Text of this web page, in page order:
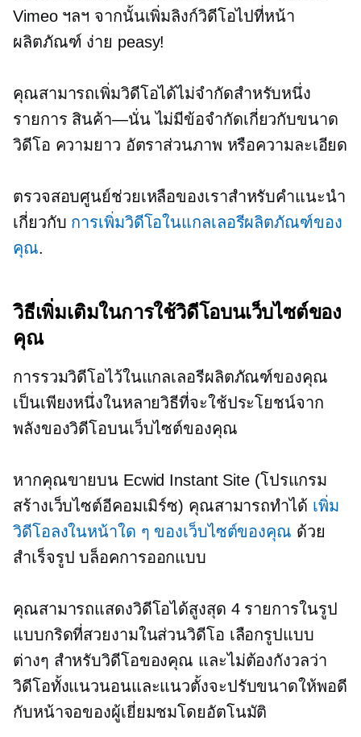
Vimeo ฯลฯ จากนั้นเพิ่มลิงก์วิดีโอไปที่หน้า
ผลิตภัณฑ์ ง่าย peasy!
คุณสามารถเพิ่มวิดีโอได้ไม่จำกัดสำหรับหนึ่ง
รายการ สินค้า—นั่นไม่มีข้อจำกัดเกี่ยวกับขนาด
วิดีโอ ความยาว อัตราส่วนภาพ หรือความละเอียด
ตรวจสอบศูนย์ช่วยเหลือของเราสำหรับคำแนะนำ
เกี่ยวกับ การเพิ่มวิดีโอในแกลเลอรีผลิตภัณฑ์ของ
คุณ.
วิธีเพิ่มเติมในการใช้วิดีโอบนเว็บไซต์ของ
คุณ
การรวมวิดีโอไว้ในแกลเลอรีผลิตภัณฑ์ของคุณ
เป็นเพียงหนึ่งในหลายวิธีที่จะใช้ประโยชน์จาก
พลังของวิดีโอบนเว็บไซต์ของคุณ
หากคุณขายบน Ecwid Instant Site (โปรแกรม
สร้างเว็บไซต์อีคอมเมิร์ซ) คุณสามารถทำได้ เพิ่ม
วิดีโอลงในหน้าใด ๆ ของเว็บไซต์ของคุณ ด้วย
สำเร็จรูป บล็อคการออกแบบ
คุณสามารถแสดงวิดีโอได้สูงสุด 4 รายการในรูป
แบบกริดที่สวยงามในส่วนวิดีโอ เลือกรูปแบบ
ต่างๆ สำหรับวิดีโอของคุณ และไม่ต้องกังวลว่า
วิดีโอทั้งแนวนอนและแนวตั้งจะปรับขนาดให้พอดี
กับหน้าจอของผู้เยี่ยมชมโดยอัตโนมัติ